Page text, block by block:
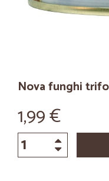
Nova funghi
1,99 €